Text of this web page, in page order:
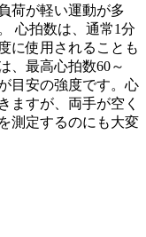
荷が軽い運動が多
心拍数は、通常1分
に使用されることも
、最高心拍数60～
目安の強度です。心
ますが、両手が空く
測定するのにも大変